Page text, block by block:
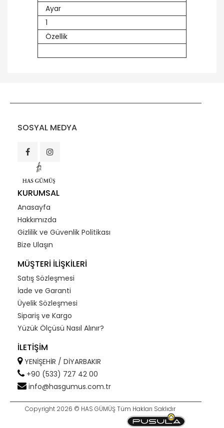
Ayar
1
Özellik
SOSYAL MEDYA
KURUMSAL
Anasayfa
Hakkımızda
Gizlilik ve Güvenlik Politikası
Bize Ulaşın
MÜŞTERİ İLİŞKİLERİ
Satış Sözleşmesi
İade ve Garanti
Üyelik Sözleşmesi
Sipariş ve Kargo
Yüzük Ölçüsü Nasıl Alınır?
İLETİŞİM
YENİŞEHİR / DİYARBAKIR
+90 (533) 727 42 00
info@hasgumus.com.tr
Copyright 2026 © HAS GÜMÜŞ Tüm Hakları Saklıdır